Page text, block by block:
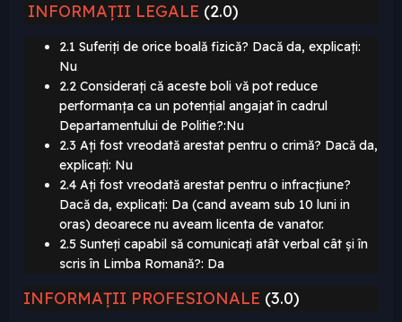
INFORMAȚII LEGALE (2.0)
2.1 Suferiți de orice boală fizică? Dacă da, explicați:
Nu
2.2 Considerați că aceste boli vă pot reduce
performanța ca un potențial angajat în cadrul
Departamentului de Politie?:Nu
2.3 Ați fost vreodată arestat pentru o crimă? Dacă da,
explicați: Nu
2.4 Ați fost vreodată arestat pentru o infracțiune?
Dacă da, explicați: Da (cand aveam sub 10 luni in
oras) deoarece nu aveam licenta de vanator.
2.5 Sunteți capabil să comunicați atât verbal cât și în
scris în Limba Romană?: Da
INFORMAȚII PROFESIONALE (3.0)